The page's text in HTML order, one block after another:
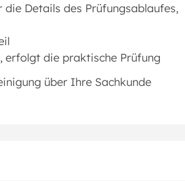
Details des Prüfungsablaufes,
erfolgt die praktische Prüfung
über Ihre Sachkunde